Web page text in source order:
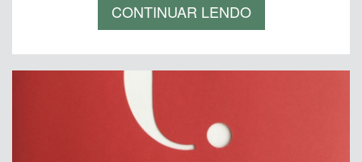
CONTINUAR LENDO